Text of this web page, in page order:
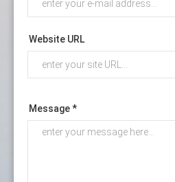
Website URL
Message *